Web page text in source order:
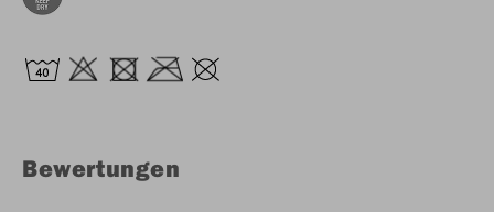
Bewertungen